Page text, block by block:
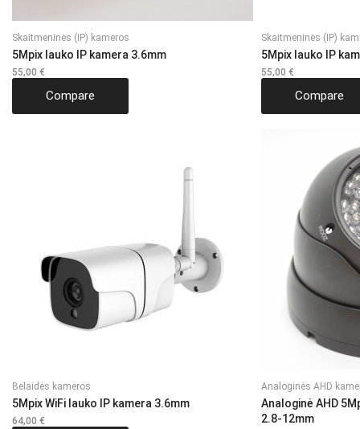
Skaitmeninės (IP) kameros
5Mpix lauko IP kamera 3.6mm
55,00 €
Compare
Skaitmeninės (IP)
5Mpix lauko IP
55,00 €
Compare
Belaidės kameros
5Mpix WiFi lauko IP kamera 3.6mm
64,00 €
Analoginės AHD
Analoginė AHD
2.8-12mm